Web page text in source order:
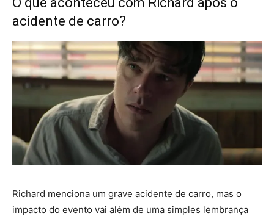
acidente de carro?
Richard menciona um grave acidente de carro, mas o
impacto do evento vai além de uma simples lembrança